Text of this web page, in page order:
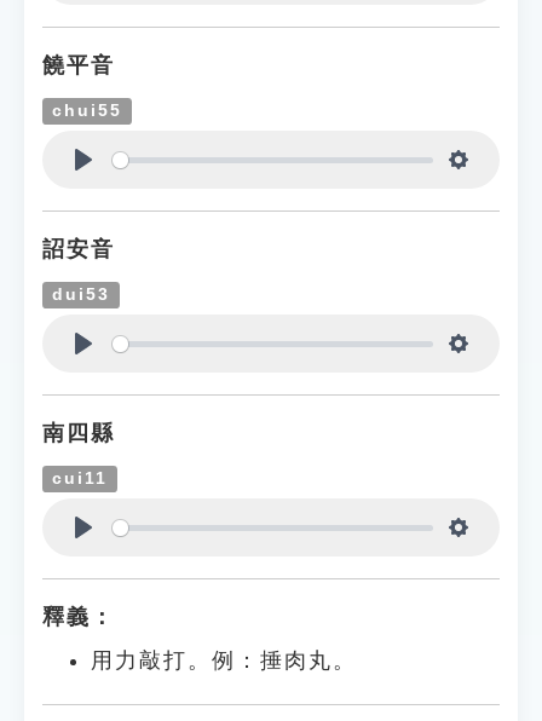
饒平音
chui55
詔安音
dui53
南四縣
cui11
釋義：
用力敲打。例：捶肉丸。